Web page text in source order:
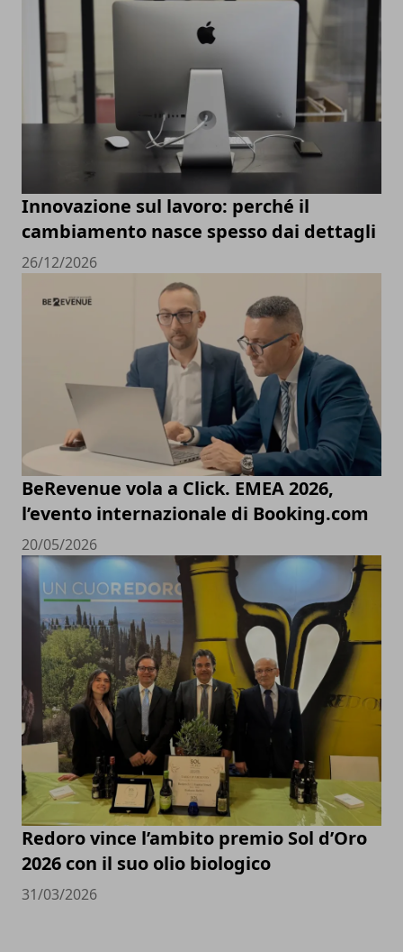
Innovazione sul lavoro: perché il
cambiamento nasce spesso dai dettagli
26/12/2026
BeRevenue vola a Click. EMEA 2026,
l’evento internazionale di Booking.com
20/05/2026
Redoro vince l’ambito premio Sol d’Oro
2026 con il suo olio biologico
31/03/2026